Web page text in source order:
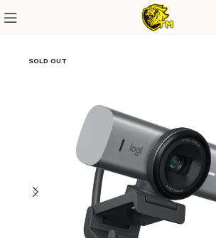
SOLD OUT